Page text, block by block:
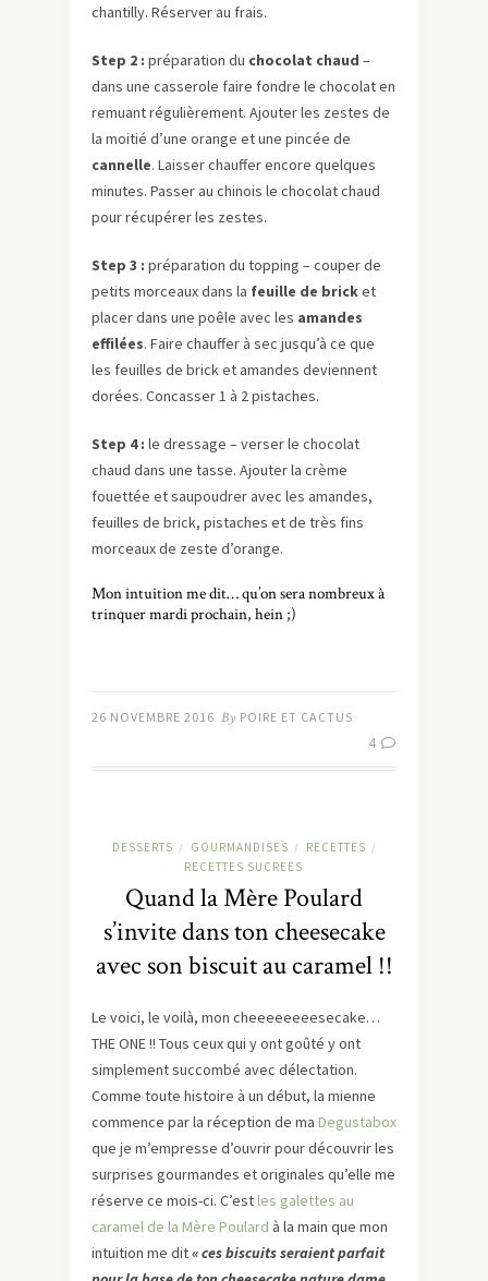
chantilly. Réserver au frais.
Step 2 : préparation du chocolat chaud –
dans une casserole faire fondre le chocolat en
remuant régulièrement. Ajouter les zestes de
la moitié d’une orange et une pincée de
cannelle. Laisser chauffer encore quelques
minutes. Passer au chinois le chocolat chaud
pour récupérer les zestes.
Step 3 : préparation du topping – couper de
petits morceaux dans la feuille de bricket
placer dans une poêle avec les amandes
effilées. Faire chauffer à sec jusqu’à ce que
les feuilles de brick et amandes deviennent
dorées. Concasser 1 à 2 pistaches.
Step 4 : le dressage – verser le chocolat
chaud dans une tasse. Ajouter la crème
fouettée et saupoudrer avec les amandes,
feuilles de brick, pistaches et de très fins
morceaux de zeste d’orange.
Mon intuition me dit… qu’on sera nombreux à
trinquer mardi prochain, hein ;)
26 NOVEMBRE 2016 By POIRE ET CACTUS
4
DESSERTS / GOURMANDISES / RECETTES /
RECETTES SUCREES
Quand la Mère Poulard
s’invite dans ton cheesecake
avec son biscuit au caramel !!
Le voici, le voilà, mon cheeeeeeeesecake…
THE ONE !! Tous ceux qui y ont goûté y ont
simplement succombé avec délectation.
Comme toute histoire à un début, la mienne
commence par la réception de ma Degustabox
que je m’empresse d’ouvrir pour découvrir les
surprises gourmandes et originales qu’elle me
réserve ce mois-ci. C’estles galettes au
caramel de la Mère Poulard à la main que mon
intuition me dit« ces biscuits seraient parfait